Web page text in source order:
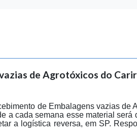
de Agrotóxicos do
de Embalagens vazias de
a cada semana esse material
a logística reversa, em SP.